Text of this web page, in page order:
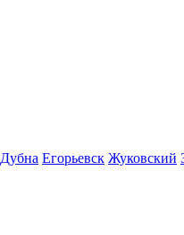
Дубна Егорьевск Жуковский